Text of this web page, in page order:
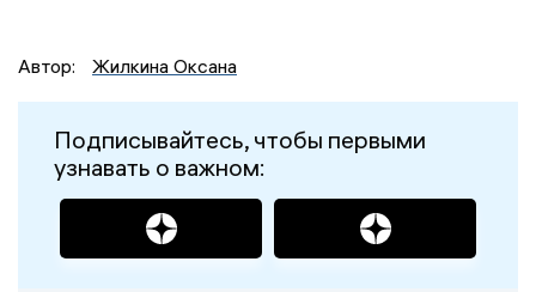
Автор: Жилкина Оксана
Подписывайтесь, чтобы первыми
узнавать о важном: